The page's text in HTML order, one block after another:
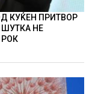
КУЌЕН ПРИТВОР
НЕ